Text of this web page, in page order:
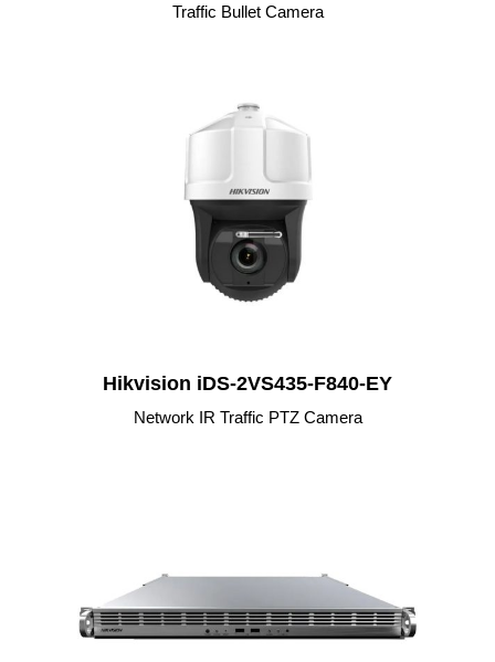
Traffic Bullet Camera
Hikvision iDS-2VS435-F840-EY
Network IR Traffic PTZ Camera